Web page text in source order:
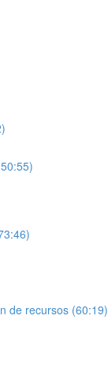
de recursos (60:19)